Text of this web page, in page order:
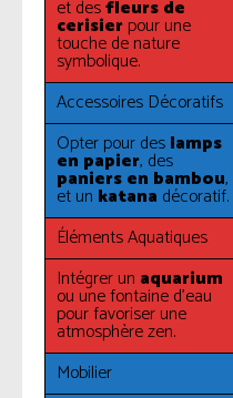
et desfleurs de
cerisierpour une
touche de nature
symbolique.
Accessoires Décoratifs
Opter pour deslamps
en papier, des
paniers en bambou,
et un katana décoratif.
Éléments Aquatiques
Intégrer un aquarium
ou une fontaine d’eau
pour favoriser une
atmosphère zen.
Mobilier